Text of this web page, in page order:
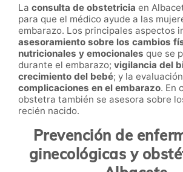
La consulta de obstetricia en
para que el médico ayude a las
embarazo. Los principales aspectos
asesoramiento sobre los cambios
nutricionales y emocionales que se
durante el embarazo; vigilancia del
crecimiento del bebé; y la
complicaciones en el embarazo. En
obstetra también se asesora sobre
recién nacido.
Prevención de
ginecológicas y